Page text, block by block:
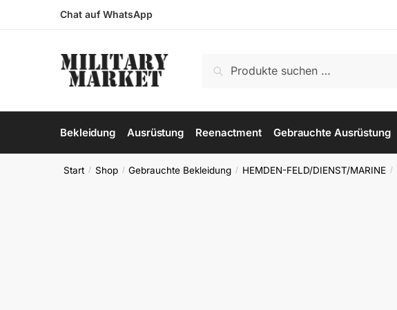
Chat auf WhatsApp
nach:
Suchen
Bekleidung Ausrüstung Reenactment Gebrauchte Ausrüstung
Start / Shop / Gebrauchte Bekleidung / HEMDEN-FELD/DIENST/MARINE /